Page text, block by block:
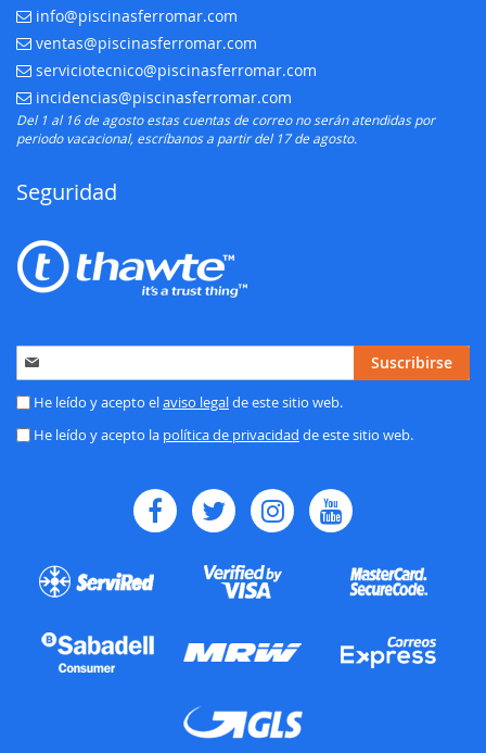
E-mail:
info@piscinasferromar.com
E-mail:
ventas@piscinasferromar.com
E-mail:
serviciotecnico@piscinasferromar.com
E-mail:
incidencias@piscinasferromar.com
Del 1 al 16 de agosto estas cuentas de correo no serán atendidas por
periodo vacacional, escríbanos a partir del 17 de agosto.
Seguridad
Inscríbase
a
nuestro
de
Suscribirse
He leído y acepto elaviso legalde este sitio web.
He leído y acepto la política de privacidad de este sitio web.